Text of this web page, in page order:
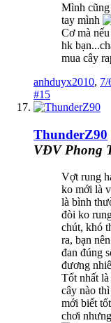
Mình cũng
tay mình
Cơ mà
hk
mua cây
anhduyx2010, 7/
#15
ThunderZ90
VĐV Phong
Vợt rung
ko mới là
là bình
đòi ko
chút, khó
ra, bạn
đan đúng
đương
Tốt nhất
cây nào
mới biết
chơi